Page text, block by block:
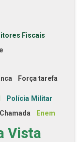
Fiscais
Força tarefa
Polícia Militar
Chamada Enem
Vista